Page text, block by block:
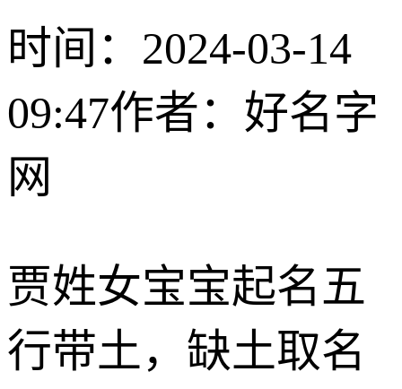
时间：2024-03-14
09:47作者：好名字
网
贾姓女宝宝起名五
行带土，缺土取名